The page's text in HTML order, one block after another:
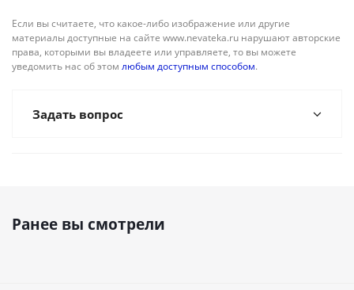
Если вы считаете, что какое-либо изображение или другие
материалы доступные на сайте www.nevateka.ru нарушают авторские
права, которыми вы владеете или управляете, то вы можете
уведомить нас об этом любым доступным способом.
Задать вопрос
Ранее вы смотрели